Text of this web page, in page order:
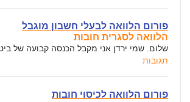
פורום הלוואה לבעלי חשבון מוגבל
הלוואה לסגרית חובות
שלום. שמי ירדן אני מקבל הכנסה קבועה של
תגובות
פורום הלוואה לכיסוי חובות